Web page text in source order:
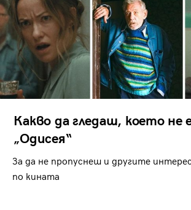
Какво да гледаш, което не
„Одисея“
За да не пропуснеш и другите
по кината